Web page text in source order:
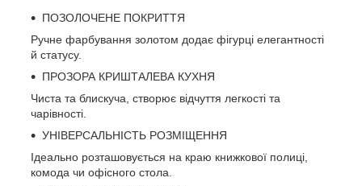
ПОЗОЛОЧЕНЕ ПОКРИТТЯ
Ручне фарбування золотом додає фігурці елегантності
й статусу.
ПРОЗОРА КРИШТАЛЕВА КУХНЯ
Чиста та блискуча, створює відчуття легкості та
чарівності.
УНІВЕРСАЛЬНІСТЬ РОЗМІЩЕННЯ
Ідеально розташовується на краю книжкової полиці,
комода чи офісного стола.